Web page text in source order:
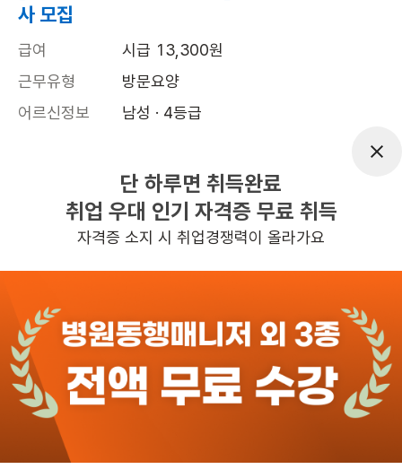
사 모집
급여
시급 13,300원
근무유형
방문요양
어르신정보
남성 · 4등급
09:00~12:00
높은급여
관심 일자리정보 더보기
1일전등록
반경 3KM 이내의 일자리 확인하기
단 하루면 취득완료
취업 우대 인기 자격증 무료 취득
자격증 소지 시 취업경쟁력이 올라가요